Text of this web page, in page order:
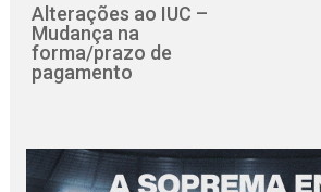
Alterações ao IUC –
Mudança na
forma/prazo de
pagamento